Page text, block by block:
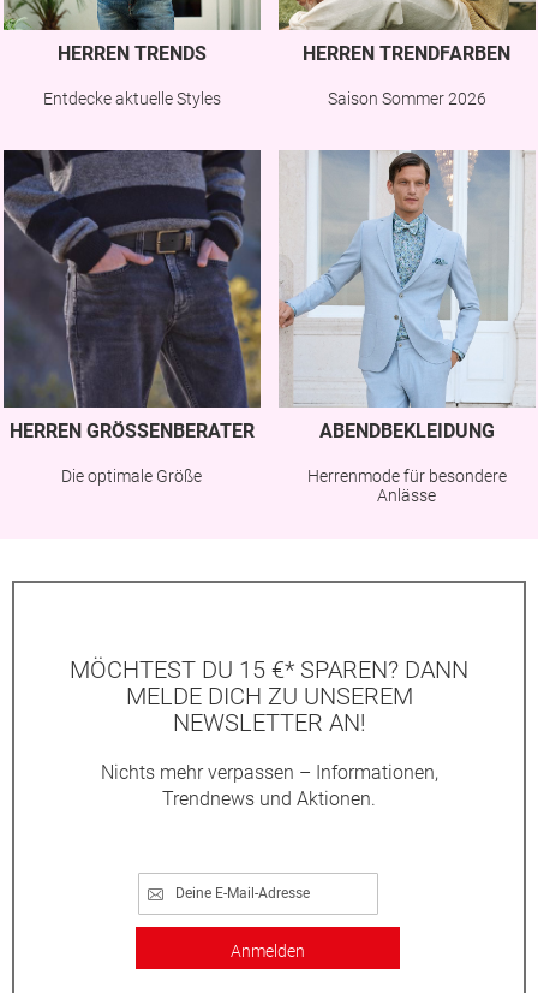
HERREN TRENDS
Entdecke aktuelle Styles
HERREN TRENDFARBEN
Saison Sommer 2026
HERREN GRÖSSENBERATER
Die optimale Größe
ABENDBEKLEIDUNG
Herrenmode für besondere
Anlässe
MÖCHTEST DU 15 €* SPAREN? DANN
MELDE DICH ZU UNSEREM
NEWSLETTER AN!
Nichts mehr verpassen – Informationen,
Trendnews und Aktionen.
Anmelden